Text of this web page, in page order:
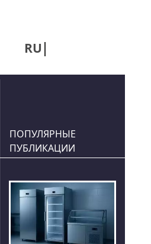
RU
ПОПУЛЯРНЫЕ
ПУБЛИКАЦИИ